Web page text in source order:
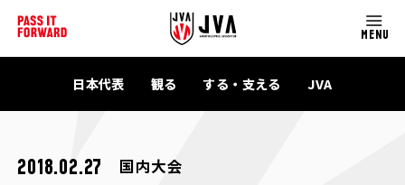
MENU
日本代表 観る する・支える JVA
2018.02.27 国内大会